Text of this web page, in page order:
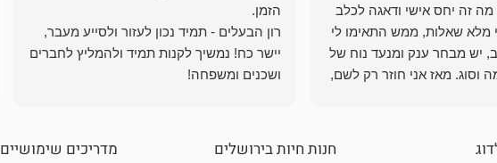
זה יחס אישי ודאגה לכלב
מלא שאלות, ממש התאימו לי
יש מבחר ענק ומנעד נוח של
וסוג. מאז אני חוזר רק לשם,
רון הבעלים - תמיד נכון לעזור ולסייע מעבר,
יישר כח! נמשיך לקנות תמיד ולהמליץ לחברים
ושכנים ומשפחה!
חנות חיות בירושלים
מדריכים שימושיים